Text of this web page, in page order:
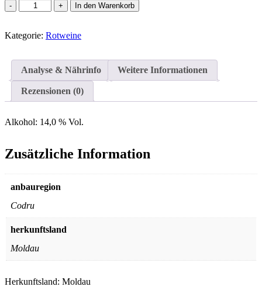
Minis
Terrios
Feteasca
Merlot
Cabernet-
Împărat"
In den Warenkorb
Kategorie: Rotweine
Analyse & Nährinfo Weitere Informationen
Rezensionen (0)
Alkohol: 14,0 % Vol.
Zusätzliche Information
anbauregion
Codru
herkunftsland
Moldau
Herkunftsland: Moldau